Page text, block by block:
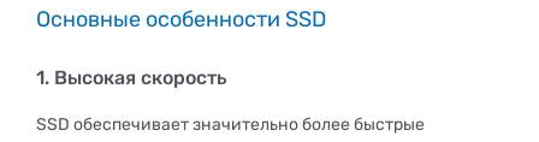
Основные особенности SSD
1. Высокая скорость
SSD обеспечивает значительно более быстрые